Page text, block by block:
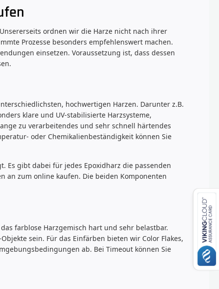
ordnen wir die Harze nicht nach ihrer
Prozesse besonders empfehlenswert machen.
einsetzen. Voraussetzung ist, dass dessen
hochwertigen Harzen. Darunter z.B.
klare und UV-stabilisierte Harzsysteme,
zu verarbeitendes und sehr schnell härtendes
oder Chemikalienbeständigkeit können Sie
Es gibt dabei für jedes Epoxidharz die passenden
an zum online kaufen. Die beiden Komponenten
farblose Harzgemisch hart und sehr belastbar.
sein. Für das Einfärben bieten wir Color Flakes,
ab. Bei Timeout können Sie